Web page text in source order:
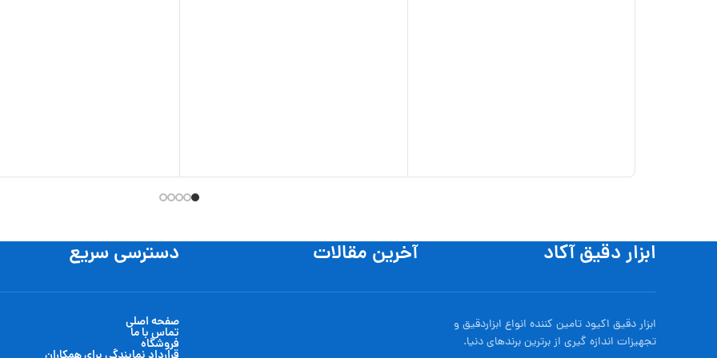
ابزار دقیق آکاد
ابزار دقیق اکیود تامین کننده انواع ابزاردقيق و
تجهيزات اندازه گیری از برترین برندهای دنیا.
آخرین مقالات دسترسی سریع
صفحه اصلی
تماس با ما
فروشگاه